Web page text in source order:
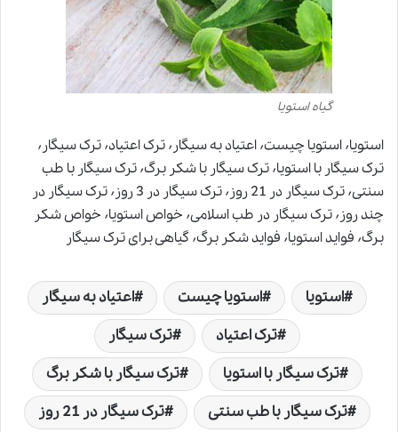
گیاه استویا
استویا٬ استویا چیست٬ اعتیاد به سیگار٬ ترک اعتیاد٬ ترک سیگار٬
ترک سیگار با استویا٬ ترک سیگار با شکر برگ٬ ترک سیگار با طب
سنتی٬ ترک سیگار در 21 روز٬ ترک سیگار در 3 روز٬ ترک سیگار در
چند روز٬ ترک سیگار در طب اسلامی٬ خواص استویا٬ خواص شکر
برگ٬ فواید استویا٬ فواید شکر برگ٬ گیاهی برای ترک سیگار
استویا استویا چیست
اعتیاد به سیگار
ترک اعتیاد
ترک سیگار
ترک سیگار با استویا
ترک سیگار با شکر برگ
ترک سیگار با طب سنتی
ترک سیگار در 21 روز